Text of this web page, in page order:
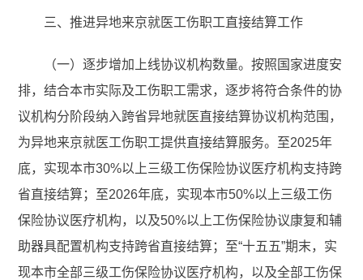
三、推进异地来京就医工伤职工直接结算工作
（一）逐步增加上线协议机构数量。按照国家进度安
排，结合本市实际及工伤职工需求，逐步将符合条件的协
议机构分阶段纳入跨省异地就医直接结算协议机构范围，
为异地来京就医工伤职工提供直接结算服务。至2025年
底，实现本市30%以上三级工伤保险协议医疗机构支持跨
省直接结算；至2026年底，实现本市50%以上三级工伤
保险协议医疗机构，以及50%以上工伤保险协议康复和辅
助器具配置机构支持跨省直接结算；至“十五五”期末，实
现本市全部三级工伤保险协议医疗机构，以及全部工伤保